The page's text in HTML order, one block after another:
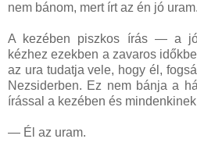
nem bánom, mert írt az én jó uram.
A kezében piszkos írás — a
kézhez ezekben a zavaros
az ura tudatja vele, hogy él,
Nezsiderben. Ez nem bánja a
írással a kezében és
— Él az uram.